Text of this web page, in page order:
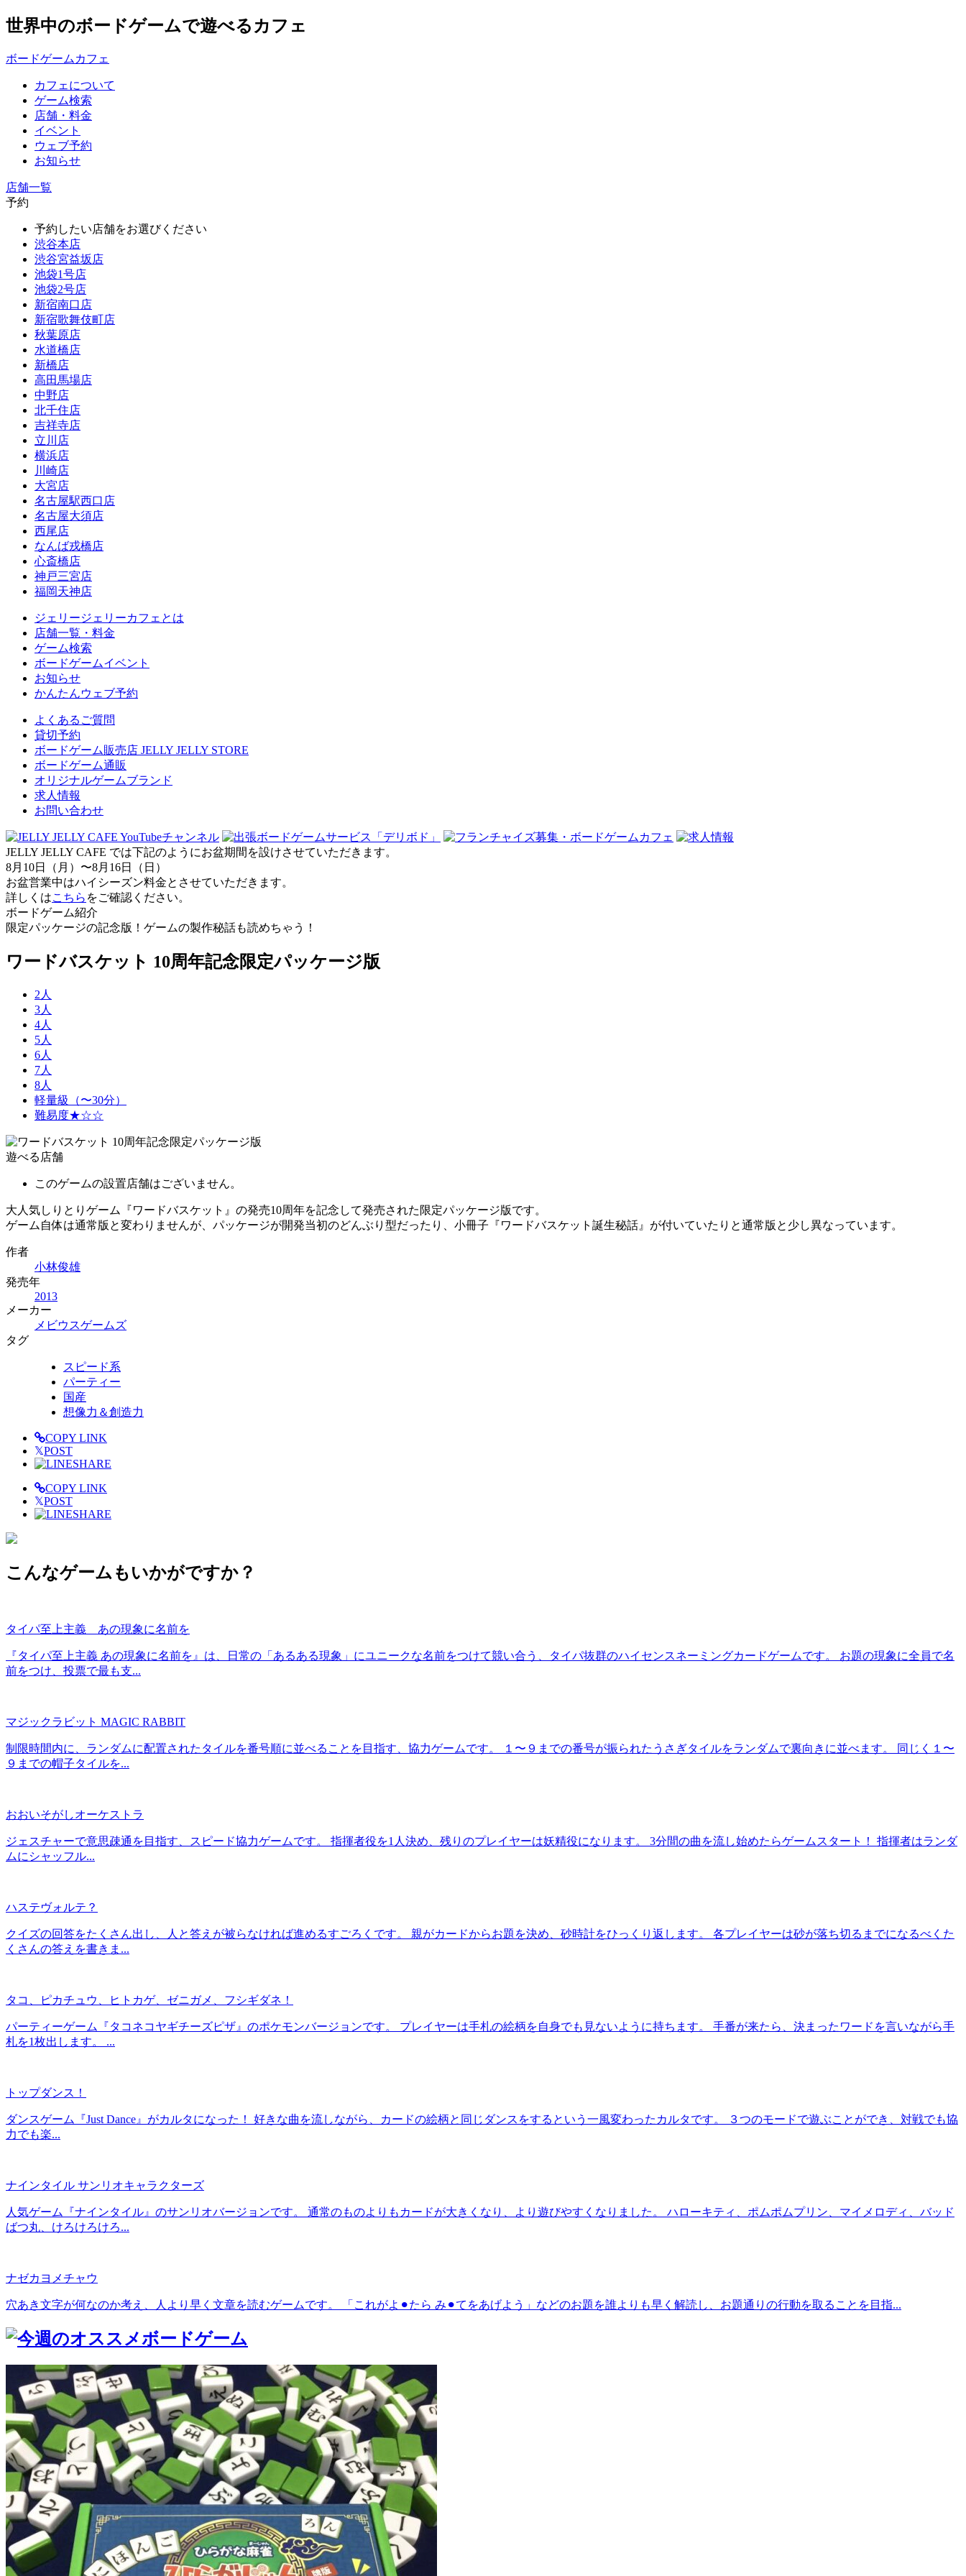
世界中のボードゲームで遊べるカフェ
ボードゲームカフェ
カフェについて
ゲーム検索
店舗・料金
イベント
ウェブ予約
お知らせ
店舗一覧
予約
予約したい店舗をお選びください
渋谷本店
渋谷宮益坂店
池袋1号店
池袋2号店
新宿南口店
新宿歌舞伎町店
秋葉原店
水道橋店
新橋店
高田馬場店
中野店
北千住店
吉祥寺店
立川店
横浜店
川崎店
大宮店
名古屋駅西口店
名古屋大須店
西尾店
なんば戎橋店
心斎橋店
神戸三宮店
福岡天神店
ジェリージェリーカフェとは
店舗一覧・料金
ゲーム検索
ボードゲームイベント
お知らせ
かんたんウェブ予約
よくあるご質問
貸切予約
ボードゲーム販売店 JELLY JELLY STORE
ボードゲーム通販
オリジナルゲームブランド
求人情報
お問い合わせ
JELLY JELLY CAFE では下記のようにお盆期間を設けさせていただきます。
8月10日（月）〜8月16日（日）
お盆営業中はハイシーズン料金とさせていただきます。
詳しくはこちら をご確認ください。
ボードゲーム紹介
限定パッケージの記念版！ゲームの製作秘話も読めちゃう！
ワードバスケット 10周年記念限定パッケージ版
2人
3人
4人
5人
6人
7人
8人
軽量級（〜30分）
難易度★☆☆
遊べる店舗
このゲームの設置店舗はございません。
大人気しりとりゲーム『ワードバスケット』の発売10周年を記念して発売された限定パッケージ版です。
ゲーム自体は通常版と変わりませんが、パッケージが開発当初のどんぶり型だったり、小冊子『ワードバスケット誕生秘話』が付いていたりと通常版と少し異なっています。
作者
小林俊雄
発売年
2013
メーカー
メビウスゲームズ
タグ
スピード系
パーティー
国産
想像力＆創造力
COPY LINK
𝕏POST
SHARE
COPY LINK
𝕏POST
SHARE
こんなゲームもいかがですか？
タイパ至上主義 あの現象に名前を
『タイパ至上主義 あの現象に名前を』は、日常の「あるある現象」にユニークな名前をつけて競い合う、タイパ抜群のハイセンスネーミングカードゲームです。 お題の現象に全員で名
前をつけ、投票で最も支...
マジックラビット MAGIC RABBIT
制限時間内に、ランダムに配置されたタイルを番号順に並べることを目指す、協力ゲームです。 １〜９までの番号が振られたうさぎタイルをランダムで裏向きに並べます。 同じく１〜
９までの帽子タイルを...
おおいそがしオーケストラ
ジェスチャーで意思疎通を目指す、スピード協力ゲームです。 指揮者役を1人決め、残りのプレイヤーは妖精役になります。 3分間の曲を流し始めたらゲームスタート！ 指揮者はランダ
ムにシャッフル...
ハステヴォルテ？
クイズの回答をたくさん出し、人と答えが被らなければ進めるすごろくです。 親がカードからお題を決め、砂時計をひっくり返します。 各プレイヤーは砂が落ち切るまでになるべくた
くさんの答えを書きま...
タコ、ピカチュウ、ヒトカゲ、ゼニガメ、フシギダネ！
パーティーゲーム『タコネコヤギチーズピザ』のポケモンバージョンです。 プレイヤーは手札の絵柄を自身でも見ないように持ちます。 手番が来たら、決まったワードを言いながら手
札を1枚出します。 ...
トップダンス！
ダンスゲーム『Just Dance』がカルタになった！ 好きな曲を流しながら、カードの絵柄と同じダンスをするという一風変わったカルタです。 ３つのモードで遊ぶことができ、対戦でも協
力でも楽...
ナインタイル サンリオキャラクターズ
人気ゲーム『ナインタイル』のサンリオバージョンです。 通常のものよりもカードが大きくなり、より遊びやすくなりました。 ハローキティ、ポムポムプリン、マイメロディ、バッド
ばつ丸、けろけろけろ...
ナゼカヨメチャウ
穴あき文字が何なのか考え、人より早く文章を読むゲームです。 「これがよ⚫︎たら み⚫︎てをあげよう」などのお題を誰よりも早く解読し、お題通りの行動を取ることを目指...